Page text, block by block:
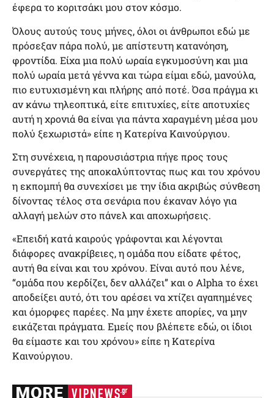
έφερα το κοριτσάκι μου στον κόσμο.
Όλους αυτούς τους μήνες, όλοι οι άνθρωποι εδώ με
πρόσεξαν πάρα πολύ, με απίστευτη κατανόηση,
φροντίδα. Είχα μια πολύ ωραία εγκυμοσύνη και μια
πολύ ωραία μετά γέννα και τώρα είμαι εδώ, μανούλα,
πιο ευτυχισμένη και πλήρης από ποτέ. Όσα πράγμα κι
αν κάνω τηλεοπτικά, είτε επιτυχίες, είτε αποτυχίες
αυτή η χρονιά θα είναι για πάντα χαραγμένη μέσα μου
πολύ ξεχωριστά» είπε η Κατερίνα Καινούργιου.
Στη συνέχεια, η παρουσιάστρια πήγε προς τους
συνεργάτες της αποκαλύπτοντας πως και του χρόνου
η εκπομπή θα συνεχίσει με την ίδια ακριβώς σύνθεση
δίνοντας τέλος στα σενάρια που έκαναν λόγο για
αλλαγή μελών στο πάνελ και αποχωρήσεις.
«Επειδή κατά καιρούς γράφονται και λέγονται
διάφορες ανακρίβειες, η ομάδα που είδατε φέτος,
αυτή θα είναι και του χρόνου. Είναι αυτό που λένε,
“ομάδα που κερδίζει, δεν αλλάζει” και ο Alpha το έχει
αποδείξει αυτό, ότι του αρέσει να χτίζει αγαπημένες
και όμορφες παρέες. Να μην έχετε απορίες, να μην
εικάζεται πράγματα. Εμείς που βλέπετε εδώ, οι ίδιοι
θα είμαστε και του χρόνου» είπε η Κατερίνα
Καινούργιου.